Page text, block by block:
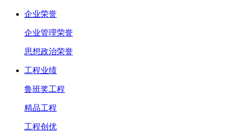
企业荣誉
企业管理荣誉
思想政治荣誉
工程业绩
鲁班奖工程
精品工程
工程创优